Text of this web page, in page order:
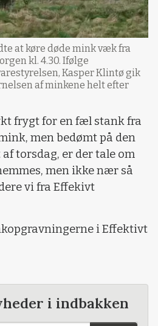
at køre døde mink væk fra
kl. 4.30. Ifølge
Kasper Klintø gik
af minkene helt efter
frygt for en fæl stank fra
men bedømt på den
torsdag, er der tale om
men ikke nær så
vi fra Effekivt
i Effektivt
i indbakken